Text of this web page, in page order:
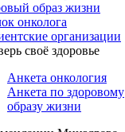
образ жизни
онколога
организации
своё здоровье
Анкета онкология
Анкета по здоровому
образу жизни